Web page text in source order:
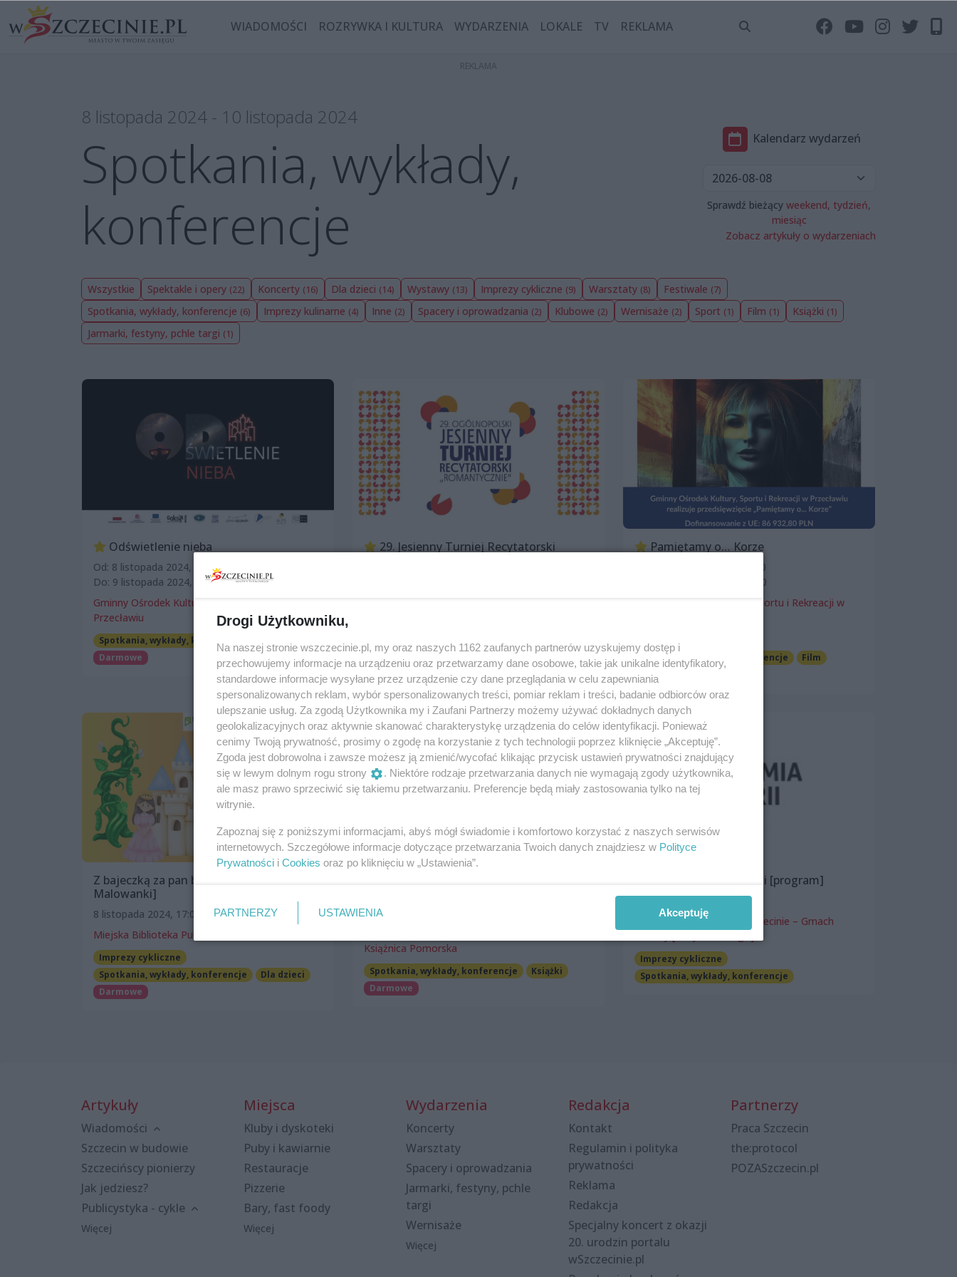
WIADOMOŚCI ROZRYWKA I KULTURA WYDARZENIA LOKALE TV REKLAMA
8 listopada 2024 - 10 listopada 2024
Spotkania, wykłady,
konferencje
Kalendarz wydarzeń
Sprawdź bieżącyweekend, tydzień,
miesiąc
Zobacz artykuły o wydarzeniach
Wszystkie Spektakle i opery (22) Koncerty (16) Dla dzieci (14) Wystawy (13) Imprezy cykliczne (9) Warsztaty (8) Festiwale (7)
Spotkania, wykłady, konferencje (6) Imprezy kulinarne (4) Inne (2) Spacery i oprowadzania (2) Klubowe (2) Wernisaże (2) Sport (1) Film (1) Książki (1)
Jarmarki, festyny, pchle targi (1)
Odświetlenie nieba
Od: 8 listopada 2024, 17:30
Do: 9 listopada 2024, 19:00
Gminny Ośrodek Kultury, Sportu i Rekreacji w
Przecławiu
Spotkania, wykłady, konferencje
Darmowe
29. Jesienny Turniej Recytatorski
Spotkania, wykłady, konferencje
Festiwale
Darmowe
Pamiętamy o… Korze
Od: 10 listopada 2024, 13:30
Do: 11 listopada 2024, 18:00
Gminny Ośrodek Kultury, Sportu i Rekreacji w
Spotkania, wykłady, konferencje
Film
Darmowe
Z bajeczką za pan brat [Czytanki.
Malowanki]
8 listopada 2024, 17:00
Miejska Biblioteka Publiczna, filia nr 4
Imprezy cykliczne
Spotkania, wykłady, konferencje
Dla dzieci
Darmowe
synagoga płonie!”
Książnica Pomorska
Spotkania, wykłady, konferencje
Książki
Darmowe
Akademia Historii Sztuki [program]
9 listopada 2024, 16:00
Muzeum Narodowe w Szczecinie – Gmach
Imprezy cykliczne
Spotkania, wykłady, konferencje
Artykuły
Wiadomości
Szczecin w budowie
Szczecińscy pionierzy
Jak jedziesz?
Publicystyka - cykle
Więcej
Miejsca
Kluby i dyskoteki
Puby i kawiarnie
Restauracje
Pizzerie
Bary, fast foody
Więcej
Wydarzenia
Koncerty
Warsztaty
Spacery i oprowadzania
Jarmarki, festyny, pchle
targi
Wernisaże
Więcej
Redakcja
Kontakt
Regulamin i polityka
prywatności
Reklama
Redakcja
Specjalny koncert z okazji
20. urodzin portalu
wSzczecinie.pl
Partnerzy
Praca Szczecin
the:protocol
POZASzczecin.pl
Drogi Użytkowniku,
Na naszej stronie wszczecinie.pl, my oraz naszych 1162 zaufanych partnerów uzyskujemy dostęp i
przechowujemy informacje na urządzeniu oraz przetwarzamy dane osobowe, takie jak unikalne identyfikatory,
standardowe informacje wysyłane przez urządzenie czy dane przeglądania w celu zapewniania
spersonalizowanych reklam, wybór spersonalizowanych treści, pomiar reklam i treści, badanie odbiorców oraz
ulepszanie usług. Za zgodą Użytkownika my i Zaufani Partnerzy możemy używać dokładnych danych
geolokalizacyjnych oraz aktywnie skanować charakterystykę urządzenia do celów identyfikacji. Ponieważ
cenimy Twoją prywatność, prosimy o zgodę na korzystanie z tych technologii poprzez kliknięcie „Akceptuję”.
Zgoda jest dobrowolna i zawsze możesz ją zmienić/wycofać klikając przycisk ustawień prywatności znajdujący
się w lewym dolnym rogu strony
. Niektóre rodzaje przetwarzania danych nie wymagają zgody użytkownika,
ale masz prawo sprzeciwić się takiemu przetwarzaniu. Preferencje będą miały zastosowania tylko na tej
witrynie.
Zapoznaj się z poniższymi informacjami, abyś mógł świadomie i komfortowo korzystać z naszych serwisów
internetowych. Szczegółowe informacje dotyczące przetwarzania Twoich danych znajdziesz w Polityce
Prywatności i Cookies oraz po kliknięciu w „Ustawienia”.
PARTNERZY USTAWIENIA Akceptuję